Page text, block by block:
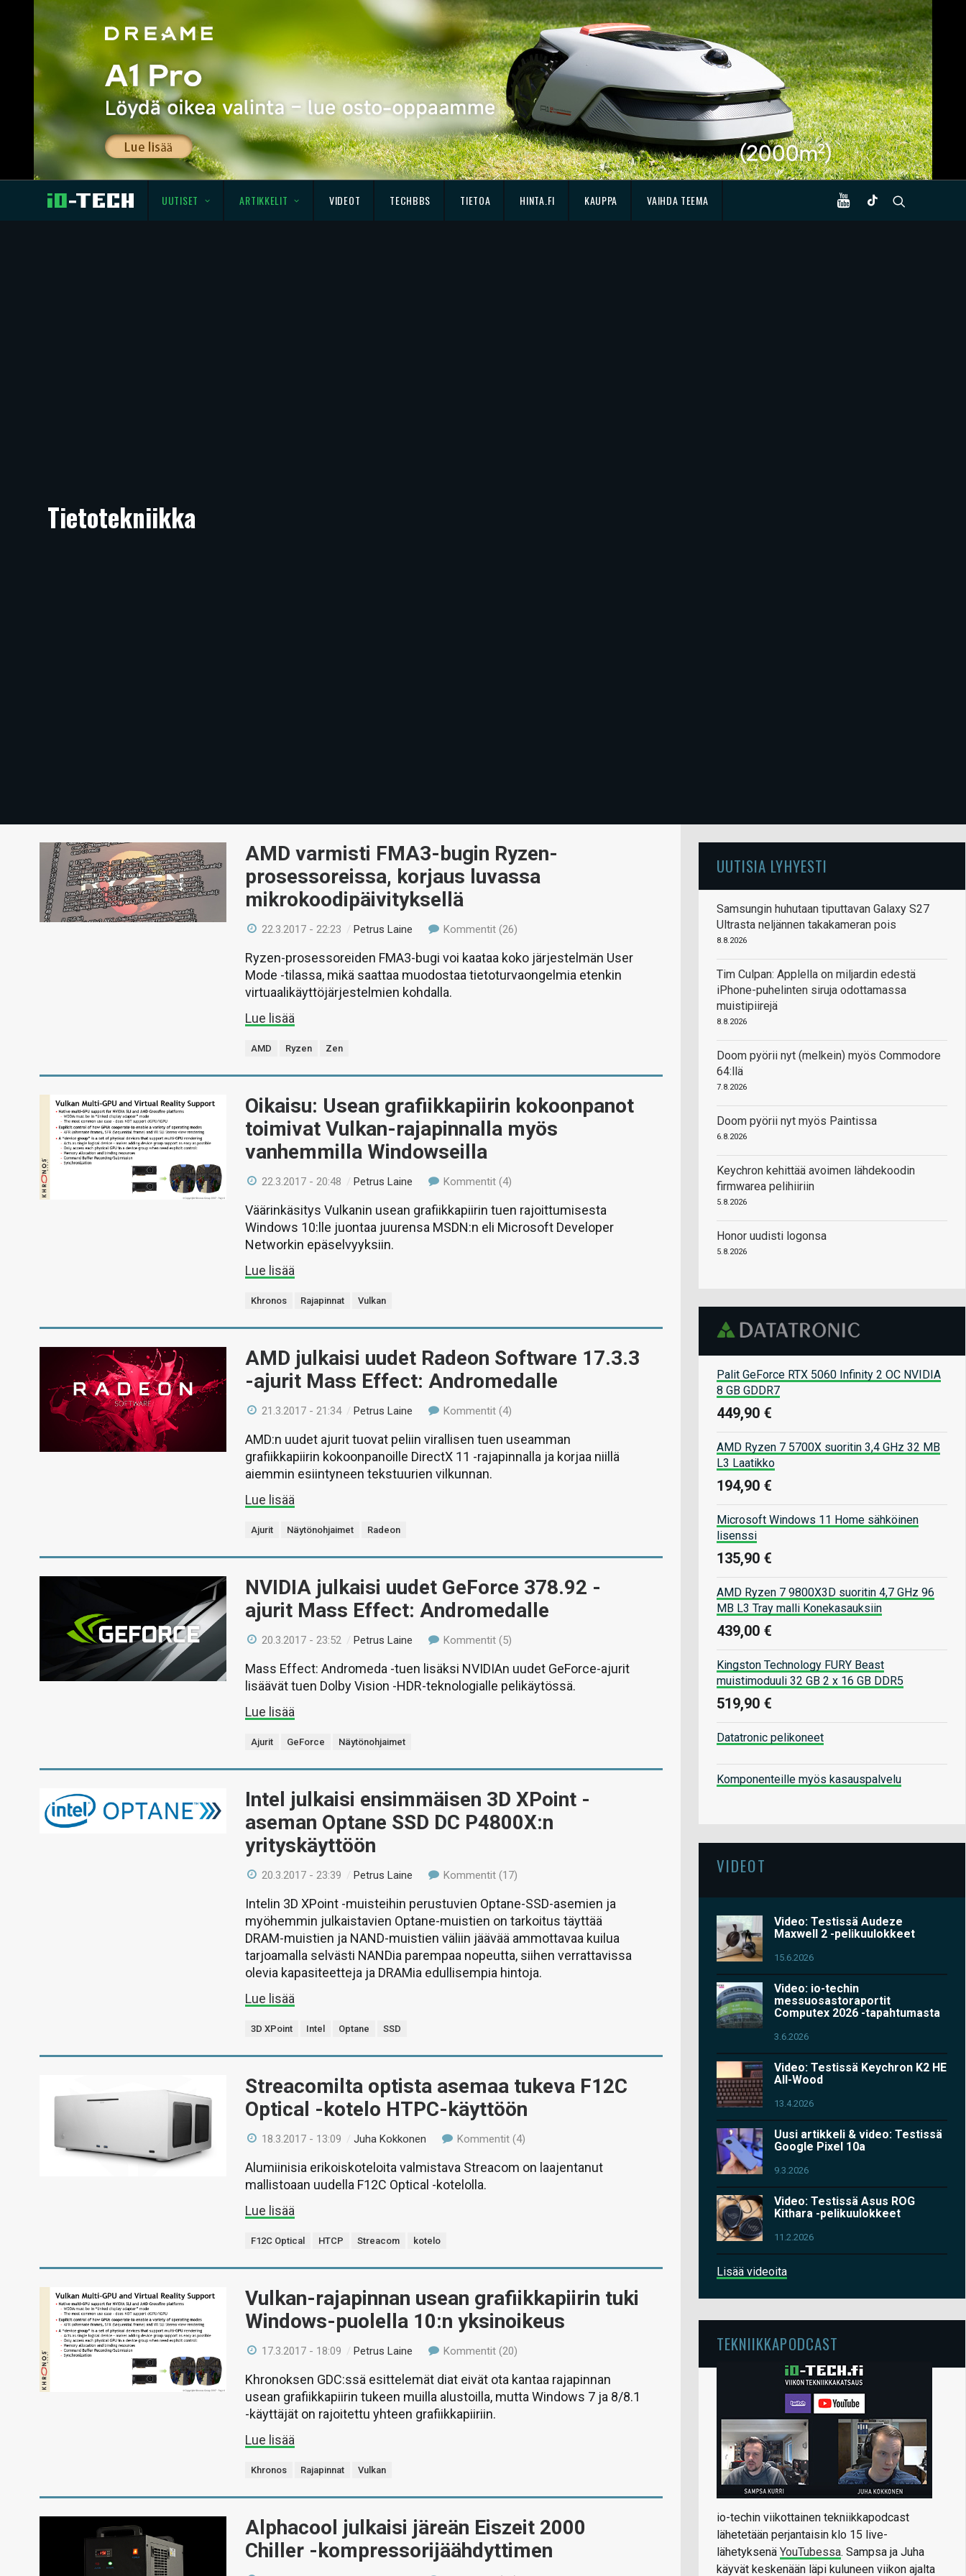
UUTISET ARTIKKELIT VIDEOT TECHBBS TIETOA HINTA.FI KAUPPA VAIHDA TEEMA
Tietotekniikka
AMD varmisti FMA3-bugin Ryzen-
prosessoreissa, korjaus luvassa
mikrokoodipäivityksellä
22.3.2017 - 22:23 /Petrus Laine Kommentit (26)
Ryzen-prosessoreiden FMA3-bugi voi kaataa koko järjestelmän User
Mode -tilassa, mikä saattaa muodostaa tietoturvaongelmia etenkin
virtuaalikäyttöjärjestelmien kohdalla.
Lue lisää
AMD Ryzen Zen
Oikaisu: Usean grafiikkapiirin kokoonpanot
toimivat Vulkan-rajapinnalla myös
vanhemmilla Windowseilla
22.3.2017 - 20:48 /Petrus Laine Kommentit (4)
Väärinkäsitys Vulkanin usean grafiikkapiirin tuen rajoittumisesta
Windows 10:lle juontaa juurensa MSDN:n eli Microsoft Developer
Networkin epäselvyyksiin.
Lue lisää
Khronos Rajapinnat Vulkan
AMD julkaisi uudet Radeon Software 17.3.3
-ajurit Mass Effect: Andromedalle
21.3.2017 - 21:34 /Petrus Laine Kommentit (4)
AMD:n uudet ajurit tuovat peliin virallisen tuen useamman
grafiikkapiirin kokoonpanoille DirectX 11 -rajapinnalla ja korjaa niillä
aiemmin esiintyneen tekstuurien vilkunnan.
Lue lisää
Ajurit Näytönohjaimet Radeon
NVIDIA julkaisi uudet GeForce 378.92 -
ajurit Mass Effect: Andromedalle
20.3.2017 - 23:52 /Petrus Laine Kommentit (5)
Mass Effect: Andromeda -tuen lisäksi NVIDIAn uudet GeForce-ajurit
lisäävät tuen Dolby Vision -HDR-teknologialle pelikäytössä.
Lue lisää
Ajurit GeForce Näytönohjaimet
Intel julkaisi ensimmäisen 3D XPoint -
aseman Optane SSD DC P4800X:n
yrityskäyttöön
20.3.2017 - 23:39 /Petrus Laine Kommentit (17)
Intelin 3D XPoint -muisteihin perustuvien Optane-SSD-asemien ja
myöhemmin julkaistavien Optane-muistien on tarkoitus täyttää
DRAM-muistien ja NAND-muistien väliin jäävää ammottavaa kuilua
tarjoamalla selvästi NANDia parempaa nopeutta, siihen verrattavissa
olevia kapasiteetteja ja DRAMia edullisempia hintoja.
Lue lisää
3D XPoint Intel Optane SSD
Streacomilta optista asemaa tukeva F12C
Optical -kotelo HTPC-käyttöön
18.3.2017 - 13:09 /Juha Kokkonen Kommentit (4)
Alumiinisia erikoiskoteloita valmistava Streacom on laajentanut
mallistoaan uudella F12C Optical -kotelolla.
Lue lisää
F12C Optical HTCP Streacom kotelo
Vulkan-rajapinnan usean grafiikkapiirin tuki
Windows-puolella 10:n yksinoikeus
17.3.2017 - 18:09 /Petrus Laine Kommentit (20)
Khronoksen GDC:ssä esittelemät diat eivät ota kantaa rajapinnan
usean grafiikkapiirin tukeen muilla alustoilla, mutta Windows 7 ja 8/8.1
-käyttäjät on rajoitettu yhteen grafiikkapiiriin.
Lue lisää
Khronos Rajapinnat Vulkan
Alphacool julkaisi järeän Eiszeit 2000
Chiller -kompressorijäähdyttimen
UUTISIA LYHYESTI
Samsungin huhutaan tiputtavan Galaxy S27
Ultrasta neljännen takakameran pois
8.8.2026
Tim Culpan: Applella on miljardin edestä
iPhone-puhelinten siruja odottamassa
muistipiirejä
8.8.2026
Doom pyörii nyt (melkein) myös Commodore
64:llä
7.8.2026
Doom pyörii nyt myös Paintissa
6.8.2026
Keychron kehittää avoimen lähdekoodin
firmwarea pelihiiriin
5.8.2026
Honor uudisti logonsa
5.8.2026
Palit GeForce RTX 5060 Infinity 2 OC NVIDIA
8 GB GDDR7
449,90 €
AMD Ryzen 7 5700X suoritin 3,4 GHz 32 MB
L3 Laatikko
194,90 €
Microsoft Windows 11 Home sähköinen
lisenssi
135,90 €
AMD Ryzen 7 9800X3D suoritin 4,7 GHz 96
MB L3 Tray malli Konekasauksiin
439,00 €
Kingston Technology FURY Beast
muistimoduuli 32 GB 2 x 16 GB DDR5
519,90 €
Datatronic pelikoneet
Komponenteille myös kasauspalvelu
VIDEOT
Video: Testissä Audeze
Maxwell 2 -pelikuulokkeet
15.6.2026
Video: io-techin
messuosastoraportit
Computex 2026 -tapahtumasta
3.6.2026
Video: Testissä Keychron K2 HE
All-Wood
13.4.2026
Uusi artikkeli & video: Testissä
Google Pixel 10a
9.3.2026
Video: Testissä Asus ROG
Kithara -pelikuulokkeet
11.2.2026
Lisää videoita
TEKNIIKKAPODCAST
io-techin viikottainen tekniikkapodcast
lähetetään perjantaisin klo 15 live-
lähetyksenä YouTubessa. Sampsa ja Juha
käyvät keskenään läpi kuluneen viikon ajalta